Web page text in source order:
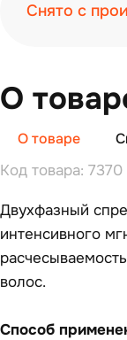
Снято с
О
О товаре
Код товара: 7370
Двухфазный
интенсивного
волос.
Способ